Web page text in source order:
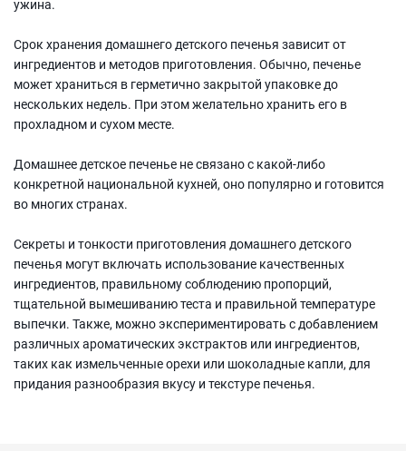
ужина.
Срок хранения домашнего детского печенья зависит от
ингредиентов и методов приготовления. Обычно, печенье
может храниться в герметично закрытой упаковке до
нескольких недель. При этом желательно хранить его в
прохладном и сухом месте.
Домашнее детское печенье не связано с какой-либо
конкретной национальной кухней, оно популярно и готовится
во многих странах.
Секреты и тонкости приготовления домашнего детского
печенья могут включать использование качественных
ингредиентов, правильному соблюдению пропорций,
тщательной вымешиванию теста и правильной температуре
выпечки. Также, можно экспериментировать с добавлением
различных ароматических экстрактов или ингредиентов,
таких как измельченные орехи или шоколадные капли, для
придания разнообразия вкусу и текстуре печенья.